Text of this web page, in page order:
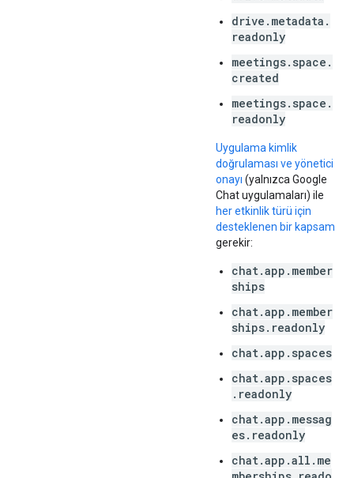
drive.metadata.
readonly
meetings.space.
created
meetings.space.
readonly
Uygulama kimlik
doğrulaması ve yönetici
onayı (yalnızca Google
Chat uygulamaları) ile
her etkinlik türü için
desteklenen bir kapsam
gerekir:
chat.app.member
ships
chat.app.member
ships.readonly
chat.app.spaces
chat.app.spaces
.readonly
chat.app.messag
es.readonly
chat.app.all.me